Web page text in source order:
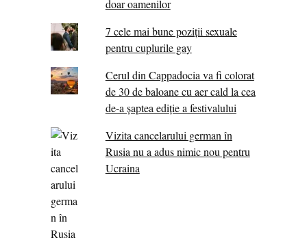
doar oamenilor
7 cele mai bune poziții sexuale
pentru cuplurile gay
Cerul din Cappadocia va fi colorat
de 30 de baloane cu aer cald la cea
de-a șaptea ediție a festivalului
Vizita cancelarului german în
Rusia nu a adus nimic nou pentru
Ucraina